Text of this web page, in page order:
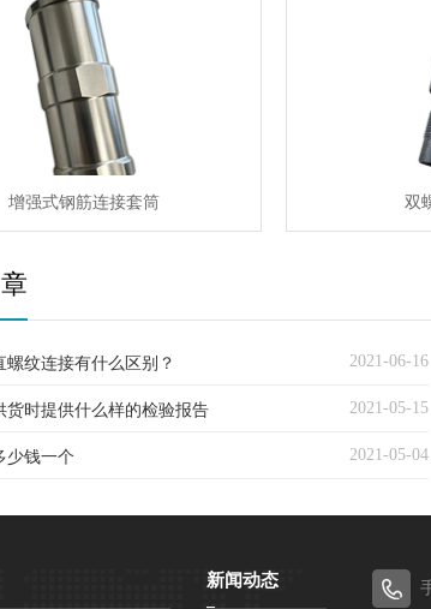
增强式钢筋连接套筒 双
2021-06-16
螺纹连接有什么区别？
2021-05-15
货时提供什么样的检验报告
2021-05-04
少钱一个
新闻动态